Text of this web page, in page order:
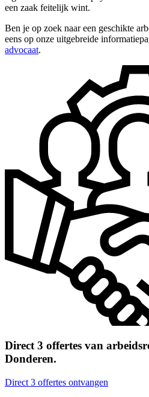
een zaak feitelijk wint.
Ben je op zoek naar een geschikte
eens op onze uitgebreide
advocaat.
Direct 3 offertes van
Donderen.
Direct 3 offertes ontvangen